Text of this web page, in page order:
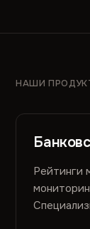
НАШИ
Рейтинги